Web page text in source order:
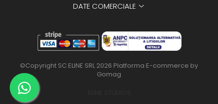
DATE COMERCIALE
©Copyright SC ELINE SRL 2026 Platforma E-commerce by
Gomag